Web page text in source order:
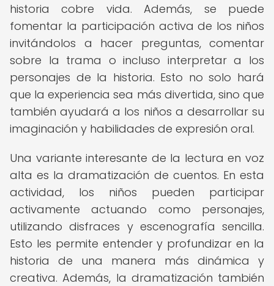
historia cobre vida. Además, se puede
fomentar la participación activa de los niños
invitándolos a hacer preguntas, comentar
sobre la trama o incluso interpretar a los
personajes de la historia. Esto no solo hará
que la experiencia sea más divertida, sino que
también ayudará a los niños a desarrollar su
imaginación y habilidades de expresión oral.
Una variante interesante de la lectura en voz
alta es la dramatización de cuentos. En esta
actividad, los niños pueden participar
activamente actuando como personajes,
utilizando disfraces y escenografía sencilla.
Esto les permite entender y profundizar en la
historia de una manera más dinámica y
creativa. Además, la dramatización también